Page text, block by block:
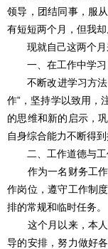
领导，团结同事，服
有短短两个月，但我却
现就自己这两个月
一、在工作中学习
不断改进学习方法
作”，坚持学以致用，
的思维和新的启示，
自身综合能力不断得到
二、工作道德与工
作为一名财务工作
作岗位，遵守工作制
排的常规和临时任务。
这个月以来，本人
导的安排，努力做好